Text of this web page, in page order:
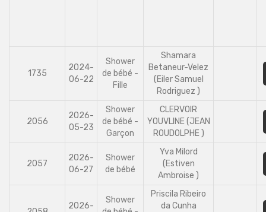
1735
2024-
06-22
Shower
de bébé -
Fille
Shamara
Betaneur-Velez
(Eiler Samuel
Rodriguez )
2056
2026-
05-23
Shower
de bébé -
Garçon
CLERVOIR
YOUVLINE (JEAN
ROUDOLPHE )
2057
2026-
06-27
Shower
de bébé
Yva Milord
(Estiven
Ambroise )
2026-
Shower
Priscila Ribeiro
da Cunha